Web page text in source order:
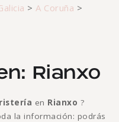
> A Coruña >
Rianxo
en Rianxo ?
la información: podrás